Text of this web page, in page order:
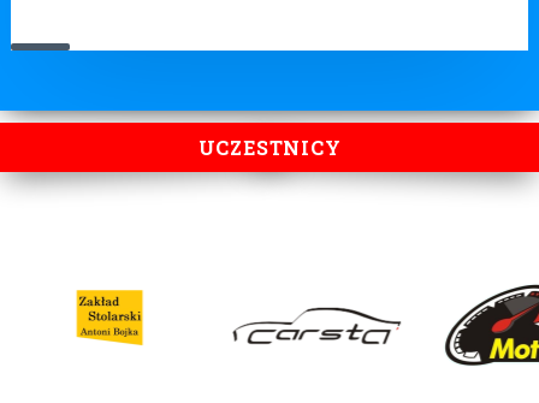
UCZESTNICY